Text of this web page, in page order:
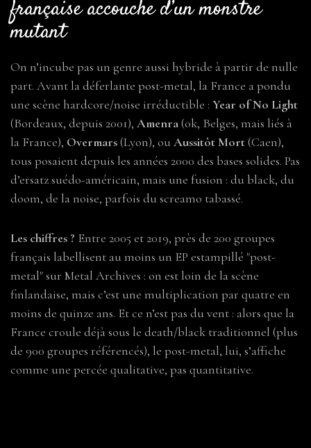
française accouche d’un monstre
mutant
On n’incube pas un genre aussi hybride à partir de nulle
part. Avant la déferlante post-metal, la France a pondu
une scène hardcore/noise irréductible : Year of No Light
(Bordeaux, depuis 2001), Amenra(ok, Belges, mais liés à
la France), Overmars(Lyon), ou Aussitôt Mort(Caen),
tous posaient depuis les années 2000 des bases solides. Pas
d’ersatz suédo-américain, mais une fusion : du black, du
doom, de la noise, parfois du screamo tabassé.
Les chiffres ? Entre 2005 et 2019, près de 200 groupes
français labellisent au moins un EP estampillé "post-
metal" sur Metal Archives : on est loin de la scène
finlandaise, mais c’est une multiplication par quatre en
moins de quinze ans. Et ce n’est pas du vent : alors que la
France croule déjà sous le death/black traditionnel (plus
de 900 groupes référencés), le post-metal, lui, s’affiche
comme une percée qualitative, pas quantitative.